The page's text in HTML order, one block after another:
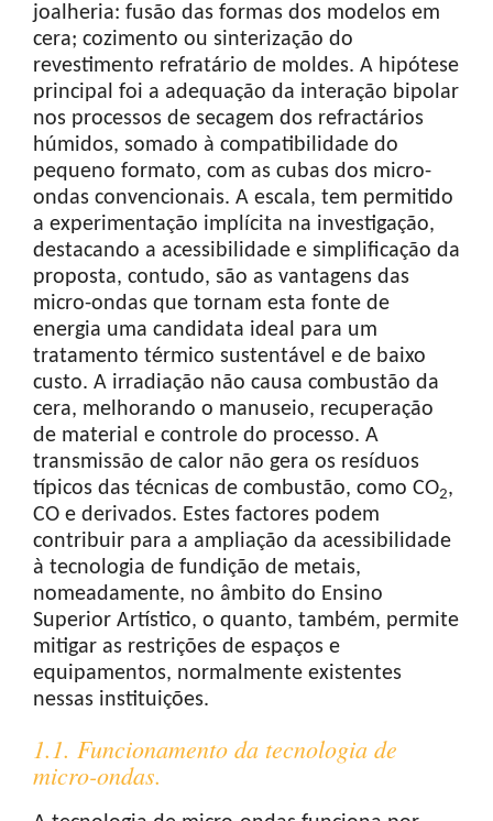
joalheria: fusão das formas dos modelos em
cera; cozimento ou sinterização do
revestimento refratário de moldes. A hipótese
principal foi a adequação da interação bipolar
nos processos de secagem dos refractários
húmidos, somado à compatibilidade do
pequeno formato, com as cubas dos micro-
ondas convencionais. A escala, tem permitido
a experimentação implícita na investigação,
destacando a acessibilidade e simplificação da
proposta, contudo, são as vantagens das
micro-ondas que tornam esta fonte de
energia uma candidata ideal para um
tratamento térmico sustentável e de baixo
custo. A irradiação não causa combustão da
cera, melhorando o manuseio, recuperação
de material e controle do processo. A
transmissão de calor não gera os resíduos
típicos das técnicas de combustão, como CO2,
CO e derivados. Estes factores podem
contribuir para a ampliação da acessibilidade
à tecnologia de fundição de metais,
nomeadamente, no âmbito do Ensino
Superior Artístico, o quanto, também, permite
mitigar as restrições de espaços e
equipamentos, normalmente existentes
nessas instituições.
1.1. Funcionamento da tecnologia de
micro-ondas.